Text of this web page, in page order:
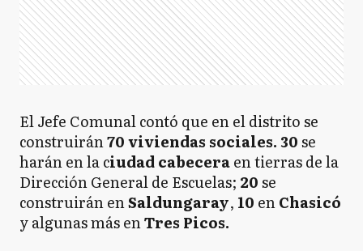
El Jefe Comunal contó que en el distrito se
construirán70 viviendas sociales. 30se
harán en la ciudad cabeceraen tierras de la
Dirección General de Escuelas; 20se
construirán enSaldungaray, 10 enChasicó
y algunas más enTres Picos.